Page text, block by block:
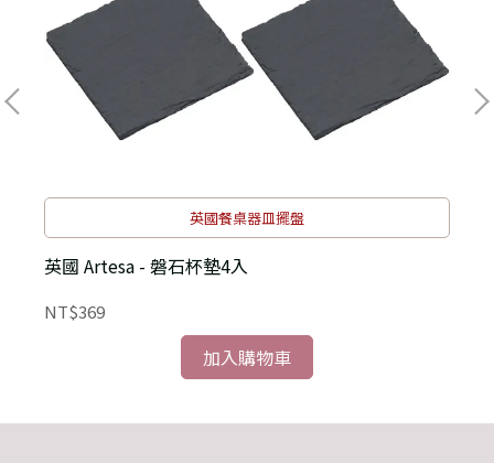
英國餐桌器皿擺盤
英國 Artesa - 磐石杯墊4入
NT$369
加入購物車